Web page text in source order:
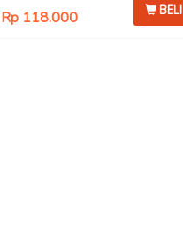
Rp 118.000 BELI